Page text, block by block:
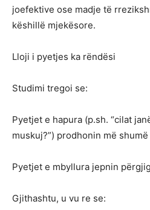
joefektive ose madje të
këshillë mjekësore.
Lloji i pyetjes ka rëndësi
Studimi tregoi se:
Pyetjet e hapura (p.sh. “cilat
muskuj?”) prodhonin më
Pyetjet e mbyllura jepnin
Gjithashtu, u vu re se: